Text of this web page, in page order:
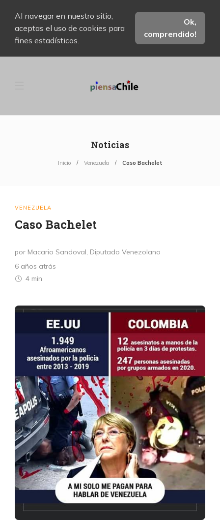
Al navegar en nuestro sitio,
aceptas el uso de cookies para
fines estadísticos.
Ok,
comprendido!
Noticias
Inicio Venezuela Caso Bachelet
VENEZUELA
Caso Bachelet
por Macario Sandoval, Diputado Venezolano
6 años atrás
4 min